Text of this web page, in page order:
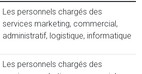
Les personnels chargés des
services marketing, commercial,
administratif, logistique, informatique
Les personnels chargés des